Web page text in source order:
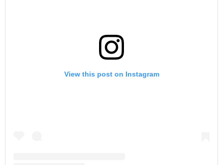
View this post on Instagram